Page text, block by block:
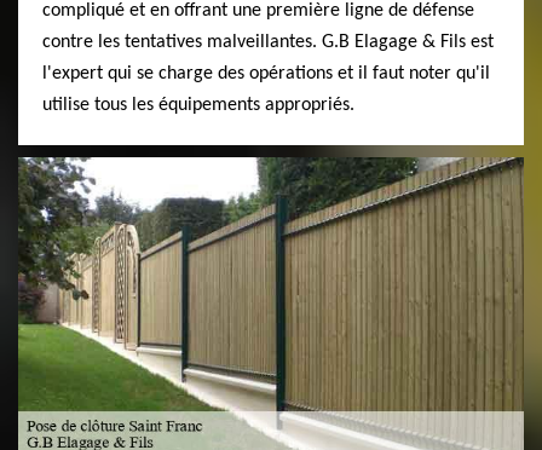
compliqué et en offrant une première ligne de défense
contre les tentatives malveillantes. G.B Elagage & Fils est
l'expert qui se charge des opérations et il faut noter qu'il
utilise tous les équipements appropriés.